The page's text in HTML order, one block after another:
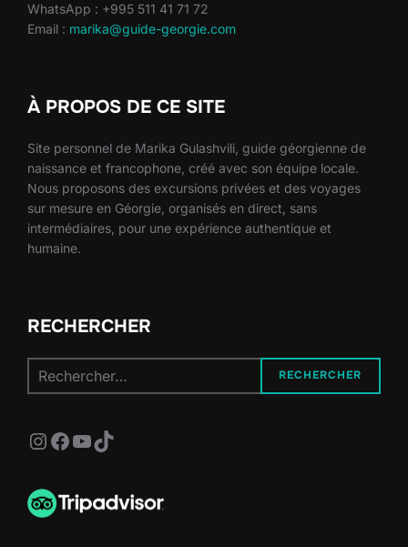
WhatsApp : +995 511 41 71 72
Email : marika@guide-georgie.com
À PROPOS DE CE SITE
Site personnel de Marika Gulashvili, guide géorgienne de
naissance et francophone, créé avec son équipe locale.
Nous proposons des excursions privées et des voyages
sur mesure en Géorgie, organisés en direct, sans
intermédiaires, pour une expérience authentique et
humaine.
RECHERCHER
pour :
RECHERCHER
Instagram
Facebook
YouTube
TikTok